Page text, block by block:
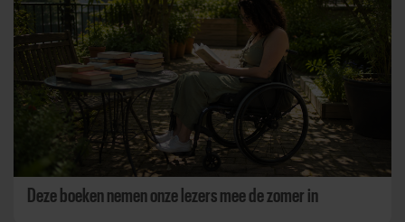
Deze boeken nemen onze lezers mee de zomer in